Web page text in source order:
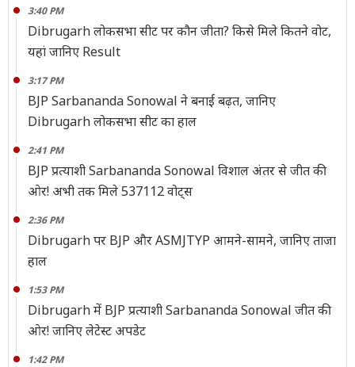
3:40 PM
Dibrugarh लोकसभा सीट पर कौन जीता? किसे मिले कितने वोट,
यहां जानिए Result
3:17 PM
BJP Sarbananda Sonowal ने बनाई बढ़त, जानिए
Dibrugarh लोकसभा सीट का हाल
2:41 PM
BJP प्रत्याशी Sarbananda Sonowal विशाल अंतर से जीत की
ओर! अभी तक मिले 537112 वोट्स
2:36 PM
Dibrugarh पर BJP और ASMJTYP आमने-सामने, जानिए ताजा
हाल
1:53 PM
Dibrugarh में BJP प्रत्याशी Sarbananda Sonowal जीत की
ओर! जानिए लेटेस्ट अपडेट
1:42 PM